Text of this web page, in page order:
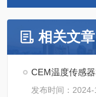
相关文章
CEM温度传感
发布时间：